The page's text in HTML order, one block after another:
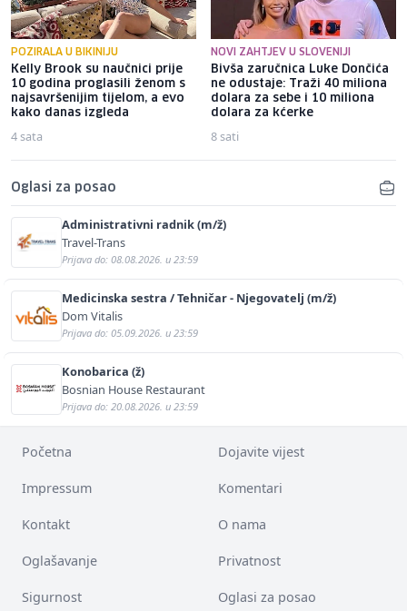
POZIRALA U BIKINIJU
Kelly Brook su naučnici prije
10 godina proglasili ženom s
najsavršenijim tijelom, a evo
kako danas izgleda
4 sata
NOVI ZAHTJEV U SLOVENIJI
Bivša zaručnica Luke Dončića
ne odustaje: Traži 40 miliona
dolara za sebe i 10 miliona
dolara za kćerke
8 sati
Oglasi za posao
Administrativni radnik (m/ž)
Travel-Trans
Prijava do: 08.08.2026. u 23:59
Medicinska sestra / Tehničar - Njegovatelj (m/ž)
Dom Vitalis
Prijava do: 05.09.2026. u 23:59
Konobarica (ž)
Bosnian House Restaurant
Prijava do: 20.08.2026. u 23:59
Početna Dojavite vijest
Impressum Komentari
Kontakt O nama
Oglašavanje Privatnost
Sigurnost Oglasi za posao